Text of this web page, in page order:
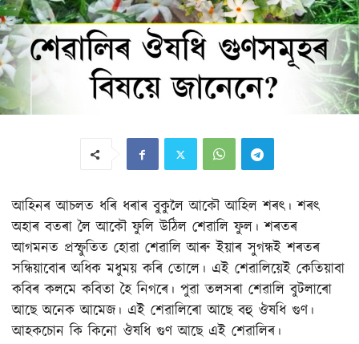
আহিনৰ আচলত ধৰি ধৰাৰ বুকুলৈ আকৌ আহিল শৰৎ। শৰৎ
অহাৰ বতৰা লৈ আকৌ ফুলি উঠিল শেৱালি ফুল। শৰতৰ
আগমনত প্ৰস্ফুতিত হোৱা শেৱালি আৰু ইয়াৰ সুগন্ধই শৰতৰ
সন্ধিয়াবোৰ অধিক মধুময় কৰি তোলে। এই শেৱালিয়েই কেতিয়াবা
কবিৰ কলমে কবিতা হৈ নিগৰে। পুৱা তলসৰা শেৱালি বুটলাৰো
আছে অনেক আমেজ। এই শেৱালিৰো আছে বহু ঔষধি গুণ।
আহকচোন কি কিনো ঔষধি গুণ আছে এই শেৱালিৰ।